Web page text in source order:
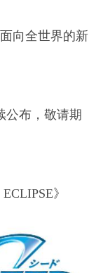
向全世界的新
布，敬请期
》